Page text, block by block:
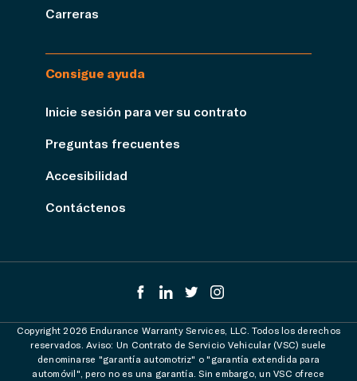
Carreras
Consigue ayuda
Inicie sesión para ver su contrato
Preguntas frecuentes
Accesibilidad
Contáctenos
Copyright 2026 Endurance Warranty Services, LLC. Todos los derechos
reservados. Aviso: Un Contrato de Servicio Vehicular (VSC) suele
denominarse "garantía automotriz" o "garantía extendida para
automóvil", pero no es una garantía. Sin embargo, un VSC ofrece